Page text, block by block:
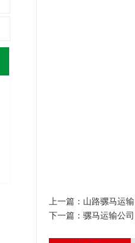
上一篇： 山路骡马运输
下一篇： 骡马运输公司